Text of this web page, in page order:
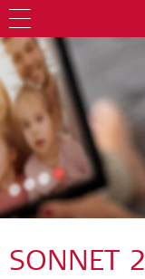
SONNET 2